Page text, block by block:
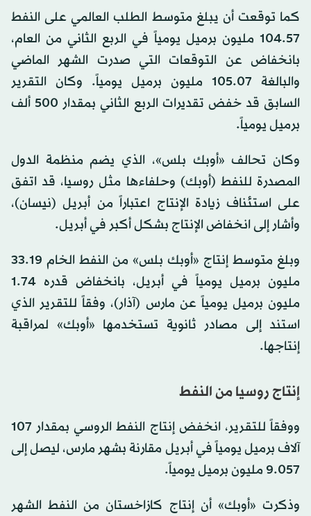
كما توقعت أن يبلغ متوسط ​​الطلب العالمي على النفط
104.57 مليون برميل يومياً في الربع الثاني من العام،
بانخفاض عن التوقعات التي صدرت الشهر الماضي
والبالغة 105.07 مليون برميل يومياً. وكان التقرير
السابق قد خفض تقديرات الربع الثاني بمقدار 500 ألف
برميل يومياً.
وكان تحالف «أوبك بلس»، الذي يضم منظمة الدول
المصدرة للنفط (أوبك) وحلفاءها مثل روسيا، قد اتفق
على استئناف زيادة الإنتاج اعتباراً من أبريل (نيسان)،
وأشار إلى انخفاض الإنتاج بشكل أكبر في أبريل.
وبلغ متوسط إنتاج «أوبك بلس» من النفط الخام 33.19
مليون برميل يومياً في أبريل، بانخفاض قدره 1.74
مليون برميل يومياً عن مارس (آذار)، وفقاً للتقرير الذي
استند إلى مصادر ثانوية تستخدمها «أوبك» لمراقبة
إنتاجها.
إنتاج روسيا من النفط
ووفقاً للتقرير، انخفض إنتاج النفط الروسي بمقدار 107
آلاف برميل يومياً في أبريل مقارنة بشهر مارس، ليصل إلى
9.057 مليون برميل يومياً.
وذكرت «أوبك» أن إنتاج كازاخستان من النفط الشهر